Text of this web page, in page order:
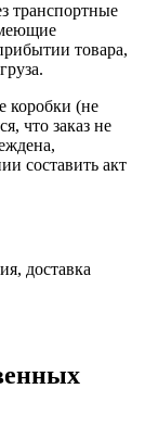
транспортные
товара,
коробки (не
что заказ не
составить акт
доставка